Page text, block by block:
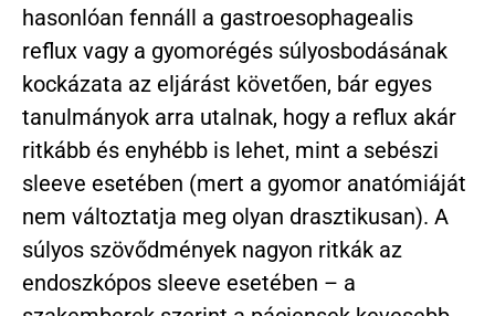
hasonlóan fennáll a gastroesophagealis
reflux vagy a gyomorégés súlyosbodásának
kockázata az eljárást követően, bár egyes
tanulmányok arra utalnak, hogy a reflux akár
ritkább és enyhébb is lehet, mint a sebészi
sleeve esetében (mert a gyomor anatómiáját
nem változtatja meg olyan drasztikusan). A
súlyos szövődmények nagyon ritkák az
endoszkópos sleeve esetében – a